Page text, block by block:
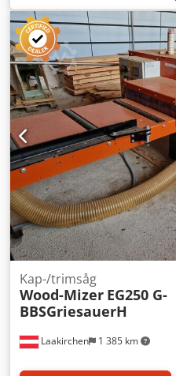
Laakirchen 1 385 km
Kap-/trimsåg
Wood-Mizer EG250 G-
BBSGriesauerH